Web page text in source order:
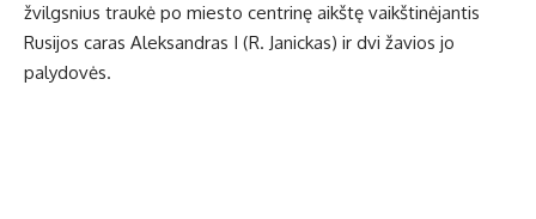
žvilgsnius traukė po miesto centrinę aikštę vaikštinėjantis
Rusijos caras Aleksandras I (R. Janickas) ir dvi žavios jo
palydovės.